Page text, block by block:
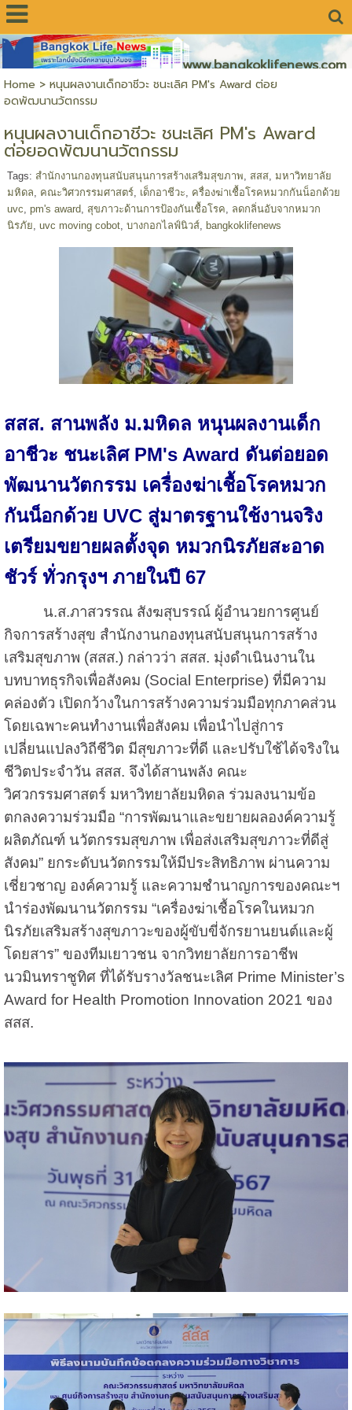
www.bangkoklifenews.com
Home > หนุนผลงานเด็กอาชีวะ ชนะเลิศ PM's Award ต่อย
อดพัฒนานวัตกรรม
หนุนผลงานเด็กอาชีวะ ชนะเลิศ PM's Award
ต่อยอดพัฒนานวัตกรรม
Tags: สำนักงานกองทุนสนับสนุนการสร้างเสริมสุขภาพ สสส, มหาวิทยาลัย
มหิดล
คณะวิศวกรรมศาสตร์, เด็กอาชีวะ
ครื่องฆ่าเชื้อโรคหมวกกันน็อกด้วย
uvc pm's award สุขภาวะด้านการป้องกันเชื้อโรค
ลดกลิ่นอับจากหมวก
นิรภัย uvc moving cobot, บางกอกไลฟ์นิวส์, bangkoklifenews
สสส. สานพลัง ม.มหิดล หนุนผลงานเด็ก
อาชีวะ ชนะเลิศ PM's Award ดันต่อยอด
พัฒนานวัตกรรม เครื่องฆ่าเชื้อโรคหมวก
กันน็อกด้วย UVC สู่มาตรฐานใช้งานจริง
เตรียมขยายผลตั้งจุด หมวกนิรภัยสะอาด
ชัวร์ ทั่วกรุงฯ ภายในปี 67
น.ส.ภาสวรรณ สังฆสุบรรณ์ ผู้อำนวยการศูนย์
กิจการสร้างสุข สำนักงานกองทุนสนับสนุนการสร้าง
เสริมสุขภาพ (สสส.) กล่าวว่า สสส. มุ่งดำเนินงานใน
บทบาทธุรกิจเพื่อสังคม (Social Enterprise) ที่มีความ
คล่องตัว เปิดกว้างในการสร้างความร่วมมือทุกภาคส่วน
โดยเฉพาะคนทำงานเพื่อสังคม เพื่อนำไปสู่การ
เปลี่ยนแปลงวิถีชีวิต มีสุขภาวะที่ดี และปรับใช้ได้จริงใน
ชีวิตประจำวัน สสส. จึงได้สานพลัง คณะ
วิศวกรรมศาสตร์ มหาวิทยาลัยมหิดล ร่วมลงนามข้อ
ตกลงความร่วมมือ “การพัฒนาและขยายผลองค์ความรู้
ผลิตภัณฑ์ นวัตกรรมสุขภาพ เพื่อส่งเสริมสุขภาวะที่ดีสู่
สังคม” ยกระดับนวัตกรรมให้มีประสิทธิภาพ ผ่านความ
เชี่ยวชาญ องค์ความรู้ และความชำนาญการของคณะฯ
นำร่องพัฒนานวัตกรรม “เครื่องฆ่าเชื้อโรคในหมวก
นิรภัยเสริมสร้างสุขภาวะของผู้ขับขี่จักรยานยนต์และผู้
โดยสาร” ของทีมเยาวชน จากวิทยาลัยการอาชีพ
นวมินทราชูทิศ ที่ได้รับรางวัลชนะเลิศ Prime Minister’s
Award for Health Promotion Innovation 2021 ของ
สสส.